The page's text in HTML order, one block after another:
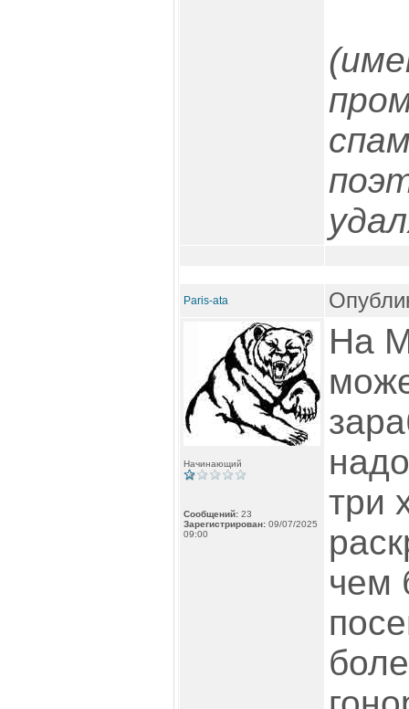
Paris-ata
Начинающий
Сообщений: 23
Зарегистрирован: 09/07/2025
09:00
На
три
чем